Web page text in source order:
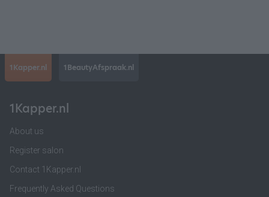
1Kapper.nl 1BeautyAfspraak.nl
1Kapper.nl
About us
Register salon
Contact 1Kapper.nl
Frequently Asked Questions